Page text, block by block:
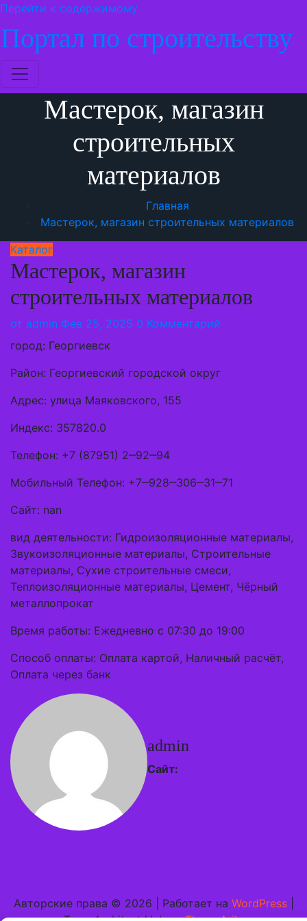
Перейти к содержимому
Портал по строительству
Мастерок, магазин
строительных
материалов
Главная
Мастерок, магазин строительных материалов
Каталог
Мастерок, магазин
строительных материалов
от admin Фев 25, 2025 0 Комментарий
город: Георгиевск
Район: Георгиевский городской округ
Адрес: улица Маяковского, 155
Индекс: 357820.0
Телефон: +7 (87951) 2‒92‒94
Мобильный Телефон: +7‒928‒306‒31‒71
Сайт: nan
вид деятельности: Гидроизоляционные материалы,
Звукоизоляционные материалы, Строительные
материалы, Сухие строительные смеси,
Теплоизоляционные материалы, Цемент, Чёрный
металлопрокат
Время работы: Ежедневно с 07:30 до 19:00
Способ оплаты: Оплата картой, Наличный расчёт,
Оплата через банк
admin
Сайт:
Авторские права © 2026 | Работает на WordPress